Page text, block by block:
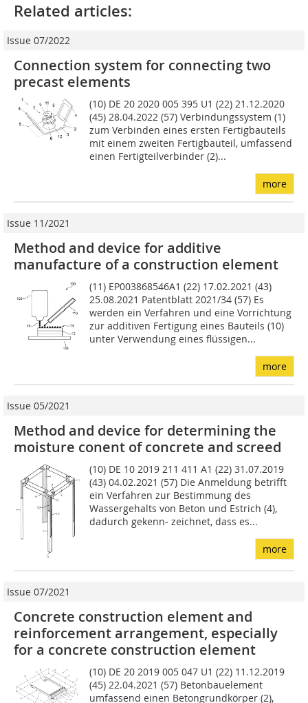
Related articles:
Issue 07/2022
Connection system for connecting two
precast elements
(10) DE 20 2020 005 395 U1 (22) 21.12.2020
(45) 28.04.2022 (57) Verbindungssystem (1)
zum Verbinden eines ersten Fertigbauteils
mit einem zweiten Fertigbauteil, umfassend
einen Fertigteilverbinder (2)...
more
Issue 11/2021
Method and device for additive
manufacture of a construction element
(11) EP003868546A1 (22) 17.02.2021 (43)
25.08.2021 Patentblatt 2021/34 (57) Es
werden ein Verfahren und eine Vorrichtung
zur additiven Fertigung eines Bauteils (10)
unter Verwen­dung eines flüssigen...
more
Issue 05/2021
Method and device for determining the
moisture conent of concrete and screed
(10) DE 10 2019 211 411 A1 (22) 31.07.2019
(43) 04.02.2021 (57) Die Anmeldung betrifft
ein Verfah­ren zur Bestimmung des
Wassergehalts von Beton und Es­trich (4),
dadurch gekenn- zeichnet, dass es...
more
Issue 07/2021
Concrete construction element and
reinforcement arrangement, especially
for a concrete construction element
(10) DE 20 2019 005 047 U1 (22) 11.12.2019
(45) 22.04.2021 (57) Betonbauelement
umfassend einen Betongrundkörper (2),